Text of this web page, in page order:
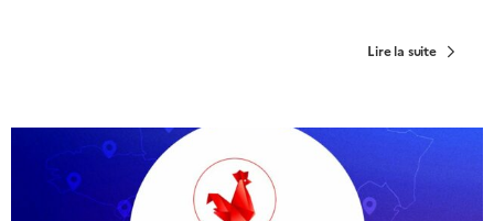
Lire la suite